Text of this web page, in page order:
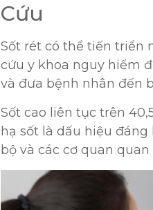
Cứu
Sốt rét có thể tiến triển
cứu y khoa nguy hiểm
và đưa bệnh nhân đến
Sốt cao liên tục trên
hạ sốt là dấu hiệu
bộ và các cơ quan